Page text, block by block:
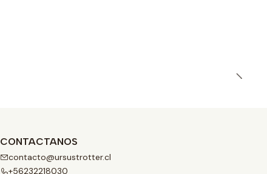
CONTACTANOS
contacto@ursustrotter.cl
+56232218030